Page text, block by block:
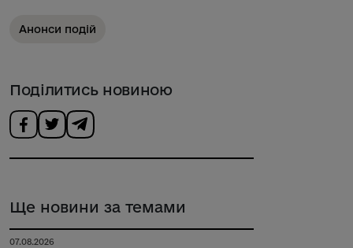
Анонси подій
Поділитись новиною
Ще новини за темами
07.08.2026